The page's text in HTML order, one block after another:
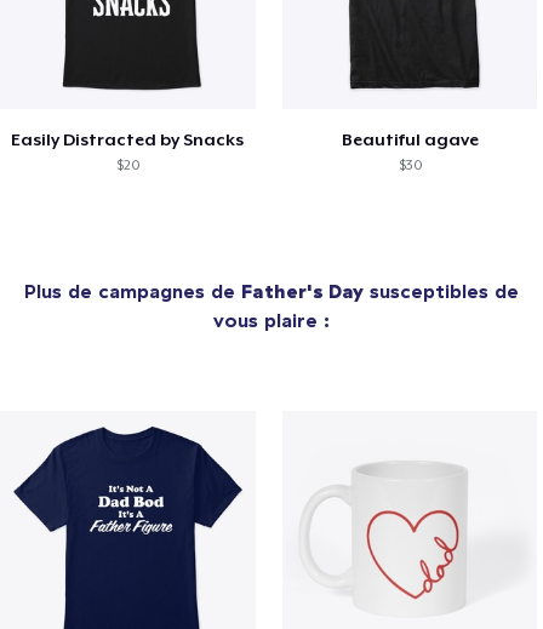
Easily Distracted by Snacks
$20
Beautiful agave
$30
Plus de campagnes de Father's Day susceptibles de
vous plaire :